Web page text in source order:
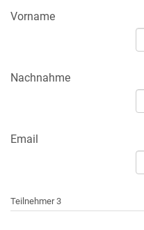
Vorname
Nachnahme
Email
Teilnehmer 3